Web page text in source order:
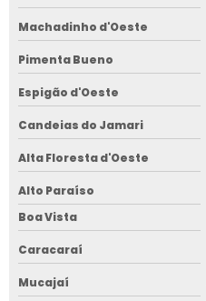
Machadinho d'Oeste
Pimenta Bueno
Espigão d'Oeste
Candeias do Jamari
Alta Floresta d'Oeste
Alto Paraíso
Boa Vista
Caracaraí
Mucajaí